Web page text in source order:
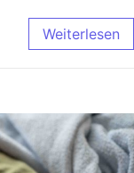
Weiterlesen